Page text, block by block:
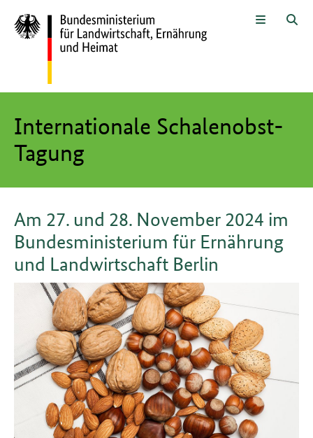
Menü
Internationale Schalenobst-
Tagung
Am 27. und 28. November 2024 im
Bundesministerium für Ernährung
und Landwirtschaft Berlin